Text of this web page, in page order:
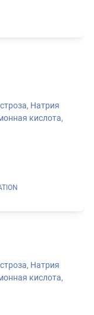
, Натрия
кислота,
, Натрия
кислота,